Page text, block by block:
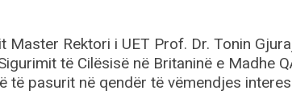
Rektori i UET Prof. Dr. Tonin
të Cilësisë në Britaninë e Madhe
të pasurit në qendër të vëmendjes